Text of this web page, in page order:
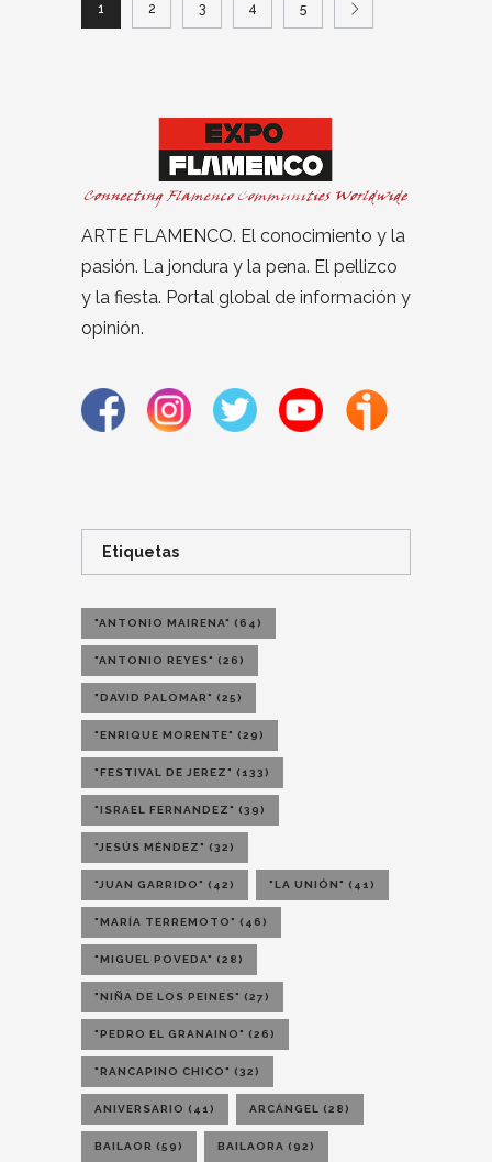
1 2 3 4 5
ARTE FLAMENCO. El conocimiento y la
pasión. La jondura y la pena. El pellizco
y la fiesta. Portal global de información y
opinión.
Etiquetas
"ANTONIO MAIRENA" (64)
"ANTONIO REYES" (26)
"DAVID PALOMAR" (25)
"ENRIQUE MORENTE" (29)
"FESTIVAL DE JEREZ" (133)
"ISRAEL FERNANDEZ" (39)
"JESÚS MÉNDEZ" (32)
"JUAN GARRIDO" (42) "LA UNIÓN" (41)
"MARÍA TERREMOTO" (46)
"MIGUEL POVEDA" (28)
"NIÑA DE LOS PEINES" (27)
"PEDRO EL GRANAINO" (26)
"RANCAPINO CHICO" (32)
ANIVERSARIO (41) ARCÁNGEL (28)
BAILAOR (59) BAILAORA (92)